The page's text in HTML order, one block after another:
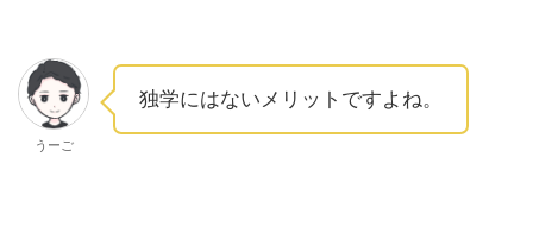
うーご
独学にはないメリットですよね。